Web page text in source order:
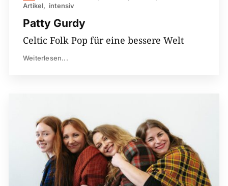
Patty Gurdy
Artikel
intensiv
Celtic Folk Pop für eine bessere Welt
Weiterlesen...